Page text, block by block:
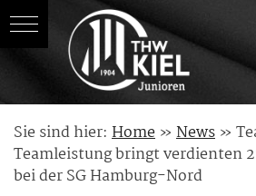
content
Sie sind hier: Home » News »
Teamleistung bringt verdienten
bei der SG Hamburg-Nord